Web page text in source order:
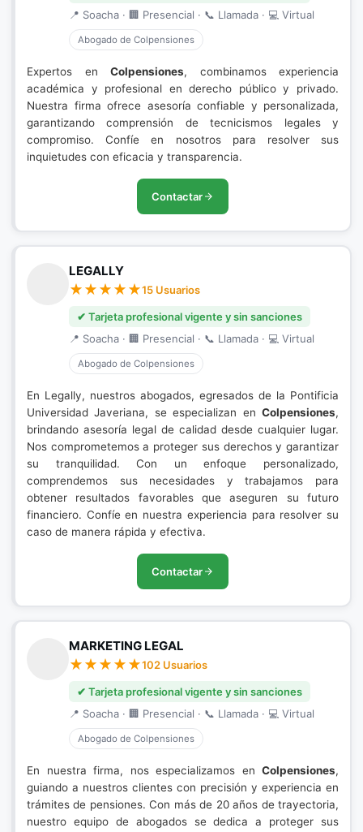
📍 Soacha · 🏢 Presencial · 📞 Llamada · 💻 Virtual
Abogado de Colpensiones
Expertos en Colpensiones, combinamos experiencia
académica y profesional en derecho público y privado.
Nuestra firma ofrece asesoría confiable y personalizada,
garantizando comprensión de tecnicismos legales y
compromiso. Confíe en nosotros para resolver sus
inquietudes con eficacia y transparencia.
Contactar
LEGALLY
15 Usuarios
✔ Tarjeta profesional vigente y sin sanciones
📍 Soacha · 🏢 Presencial · 📞 Llamada · 💻 Virtual
Abogado de Colpensiones
En Legally, nuestros abogados, egresados de la Pontificia
Universidad Javeriana, se especializan en Colpensiones,
brindando asesoría legal de calidad desde cualquier lugar.
Nos comprometemos a proteger sus derechos y garantizar
su tranquilidad. Con un enfoque personalizado,
comprendemos sus necesidades y trabajamos para
obtener resultados favorables que aseguren su futuro
financiero. Confíe en nuestra experiencia para resolver su
caso de manera rápida y efectiva.
Contactar
MARKETING LEGAL
102 Usuarios
✔ Tarjeta profesional vigente y sin sanciones
📍 Soacha · 🏢 Presencial · 📞 Llamada · 💻 Virtual
Abogado de Colpensiones
En nuestra firma, nos especializamos en Colpensiones,
guiando a nuestros clientes con precisión y experiencia en
trámites de pensiones. Con más de 20 años de trayectoria,
nuestro equipo de abogados se dedica a proteger sus